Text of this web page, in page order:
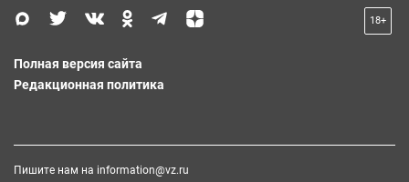
18+
Полная версия сайта
Редакционная политика
Пишите нам на information@vz.ru